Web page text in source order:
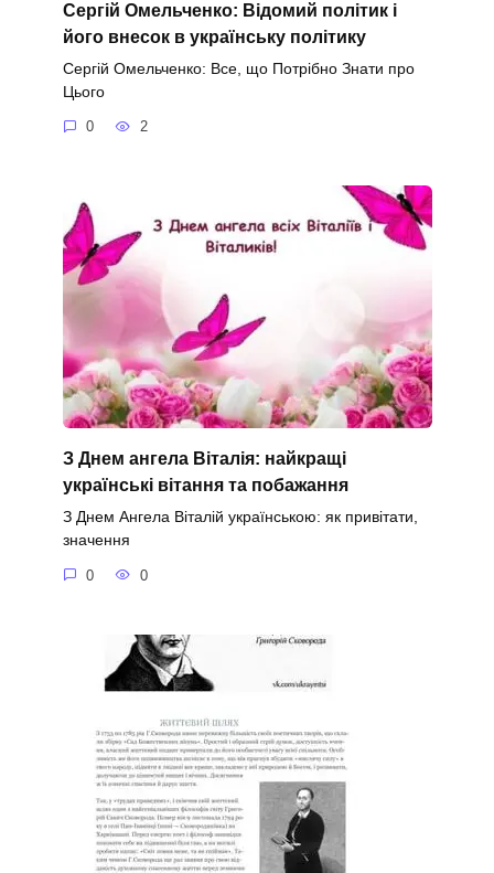
Сергій Омельченко: Відомий політик і
його внесок в українську політику
Сергій Омельченко: Все, що Потрібно Знати про
Цього
0 2
З Днем ангела Віталія: найкращі
українські вітання та побажання
З Днем Ангела Віталій українською: як привітати,
значення
0 0